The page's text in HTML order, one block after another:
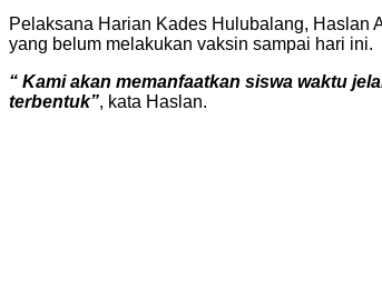
Pelaksana Harian Kades Hulubalang, Haslan
yang belum melakukan vaksin sampai hari ini.
“ Kami akan memanfaatkan siswa waktu
terbentuk”, kata Haslan.